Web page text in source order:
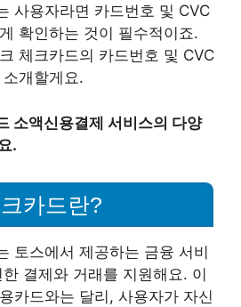
사용자라면 카드번호 및 CVC
확인하는 것이 필수적이죠.
체크카드의 카드번호 및 CVC
개할게요.
소액신용결제 서비스의 다양
.
카드란?
토스에서 제공하는 금융 서비
결제와 거래를 지원해요. 이
카드와는 달리, 사용자가 자신